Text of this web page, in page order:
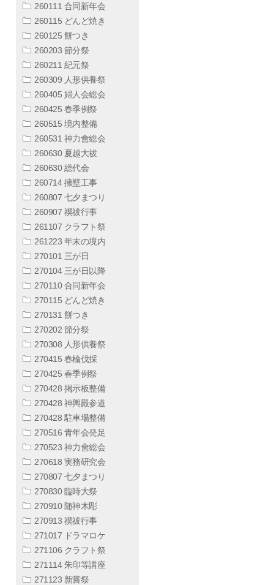
260111 合同新年会
260115 どんど焼き
260125 餅つき
260203 節分祭
260211 紀元祭
260309 人形供養祭
260405 婦人会総会
260425 春季例祭
260515 境内整備
260531 神力會総会
260630 夏越大祓
260630 総代会
260714 擁壁工事
260807 七夕まつり
260907 禊祓行事
261107 クラフト祭
261223 年末の境内
270101 三が日
270104 三が日以降
270110 合同新年会
270115 どんど焼き
270131 餅つき
270202 節分祭
270308 人形供養祭
270415 春楡伐採
270425 春季例祭
270428 掲示板整備
270428 神輿殿参道
270428 駐車場整備
270516 青年会発足
270523 神力會総会
270618 実務研究会
270807 七夕まつり
270830 臨時大祭
270910 随神木彫
270913 禊祓行事
271017 ドラマロケ
271106 クラフト祭
271114 朱印等講座
271123 新嘗祭